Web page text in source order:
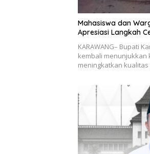
Mahasiswa dan
Apresiasi Langkah
KARAWANG– Bupati
kembali menunjukkan
meningkatkan